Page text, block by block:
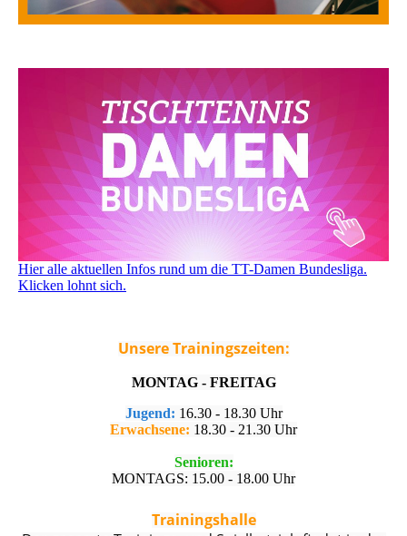
Hier alle aktuellen Infos rund um die TT-Damen Bundesliga.
Klicken lohnt sich.
Unsere Trainingszeiten:
MONTAG - FREITAG
Jugend: 16.30 - 18.30 Uhr
Erwachsene: 18.30 - 21.30 Uhr
Senioren:
MONTAGS: 15.00 - 18.00 Uhr
Trainingshalle